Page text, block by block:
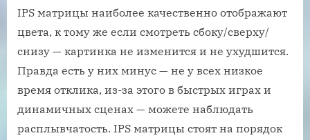
IPS матрицы наиболее качественно отображают
цвета, к тому же если смотреть сбоку/сверху/
снизу — картинка не изменится и не ухудшится.
Правда есть у них минус — не у всех низкое
время отклика, из-за этого в быстрых играх и
динамичных сценах — можете наблюдать
расплывчатость. IPS матрицы стоят на порядок